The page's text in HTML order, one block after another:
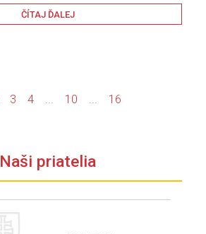
ČÍTAJ ĎALEJ
3 4 10 16
Naši priatelia